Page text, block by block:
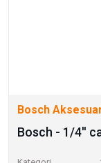
Bosch
Bosch - 1/4''